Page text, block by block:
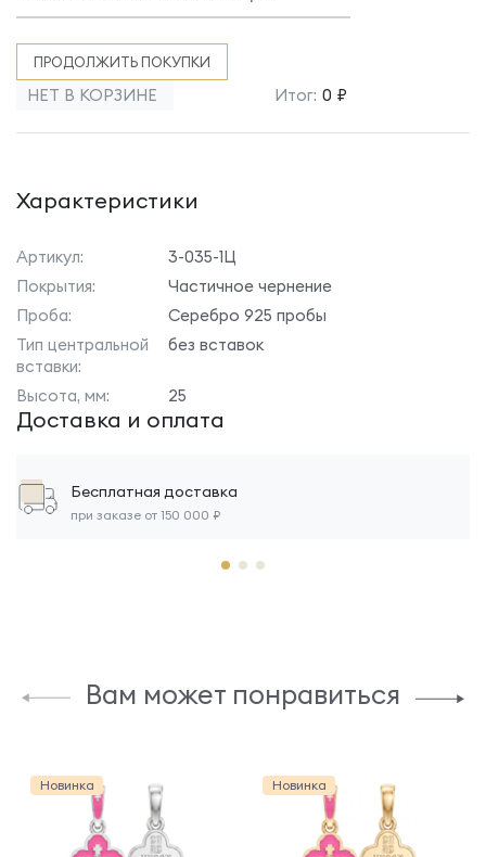
ПРОДОЛЖИТЬ ПОКУПКИ
НЕТ В КОРЗИНЕ Итог: 0 ₽
Характеристики
Артикул:
3-035-1Ц
Покрытия:
Частичное чернение
Проба:
Серебро 925 пробы
Тип центральной
вставки:
без вставок
Высота, мм: 25
Доставка и оплата
Бесплатная доставка
при заказе от 150 000 ₽
Вам может понравиться
Новинка Новинка